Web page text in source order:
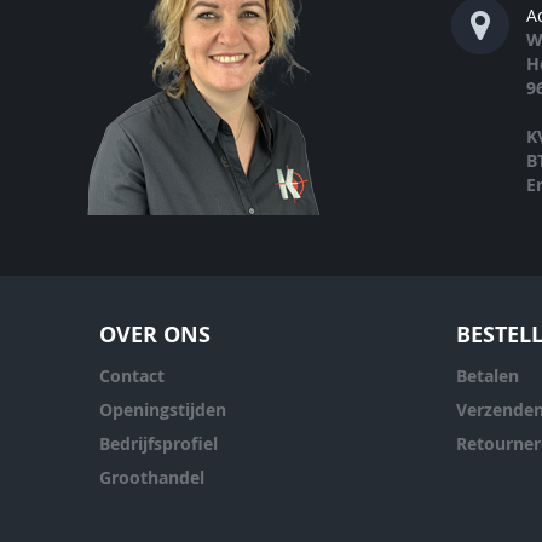
OVER ONS
Contact
Openingstijden
Bedrijfsprofiel
Groothandel
Betalen